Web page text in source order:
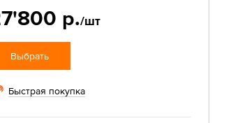
р./шт
Выбрать
Быстрая покупка